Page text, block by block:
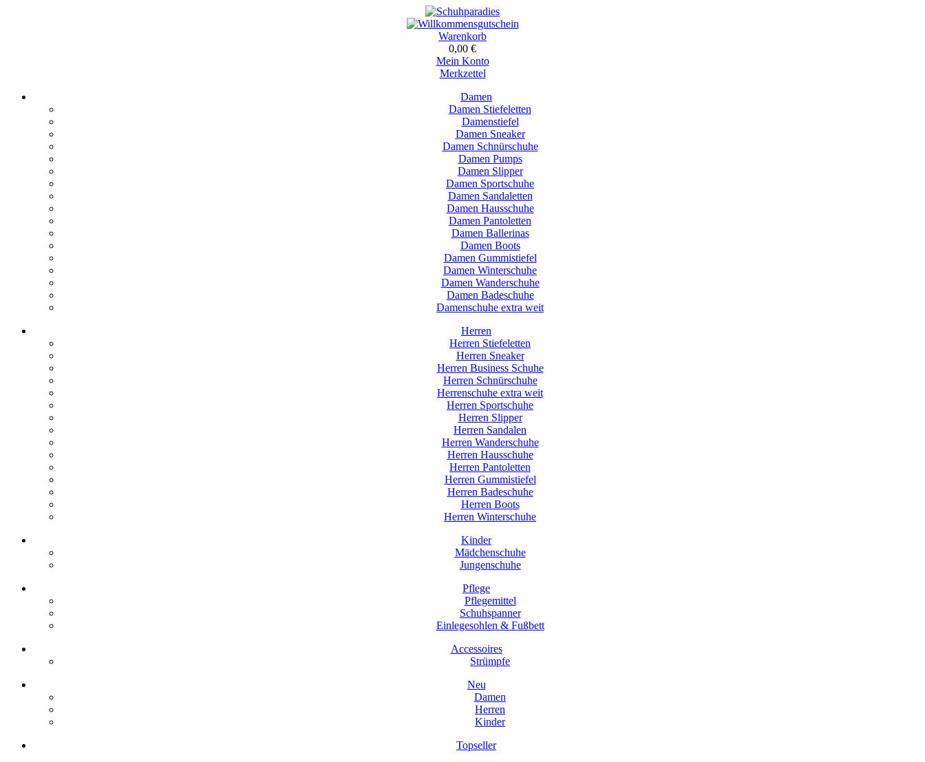
Warenkorb
0,00 €
Mein Konto
Merkzettel
Damen
Damen Stiefeletten
Damenstiefel
Damen Sneaker
Damen Schnürschuhe
Damen Pumps
Damen Slipper
Damen Sportschuhe
Damen Sandaletten
Damen Hausschuhe
Damen Pantoletten
Damen Ballerinas
Damen Boots
Damen Gummistiefel
Damen Winterschuhe
Damen Wanderschuhe
Damen Badeschuhe
Damenschuhe extra weit
Herren
Herren Stiefeletten
Herren Sneaker
Herren Business Schuhe
Herren Schnürschuhe
Herrenschuhe extra weit
Herren Sportschuhe
Herren Slipper
Herren Sandalen
Herren Wanderschuhe
Herren Hausschuhe
Herren Pantoletten
Herren Gummistiefel
Herren Badeschuhe
Herren Boots
Herren Winterschuhe
Kinder
Mädchenschuhe
Jungenschuhe
Pflege
Pflegemittel
Schuhspanner
Einlegesohlen & Fußbett
Accessoires
Strümpfe
Neu
Damen
Herren
Kinder
Topseller